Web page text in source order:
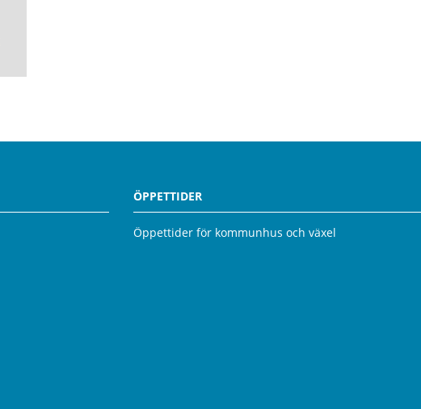
ÖPPETTIDER
Öppettider för kommunhus och växel